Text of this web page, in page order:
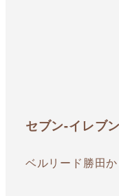
セブン-イレブ
ベルリード勝田